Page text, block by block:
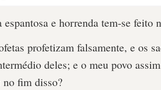
espantosa e horrenda tem-se feito
profetizam falsamente, e os
deles; e o meu povo
no fim disso?